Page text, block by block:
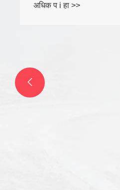
अधिक प i हा >>
